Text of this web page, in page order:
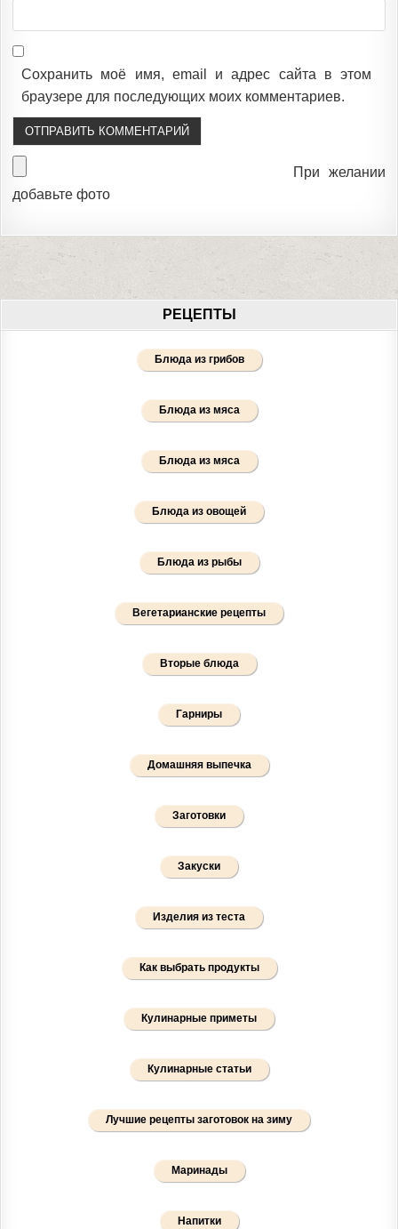
Сохранить моё имя, email и адрес сайта в этом
браузере для последующих моих комментариев.
При желании
добавьте фото
РЕЦЕПТЫ
Блюда из грибов
Блюда из мяса
Блюда из мяса
Блюда из овощей
Блюда из рыбы
Вегетарианские рецепты
Вторые блюда
Гарниры
Домашняя выпечка
Заготовки
Закуски
Изделия из теста
Как выбрать продукты
Кулинарные приметы
Кулинарные статьи
Лучшие рецепты заготовок на зиму
Маринады
Напитки